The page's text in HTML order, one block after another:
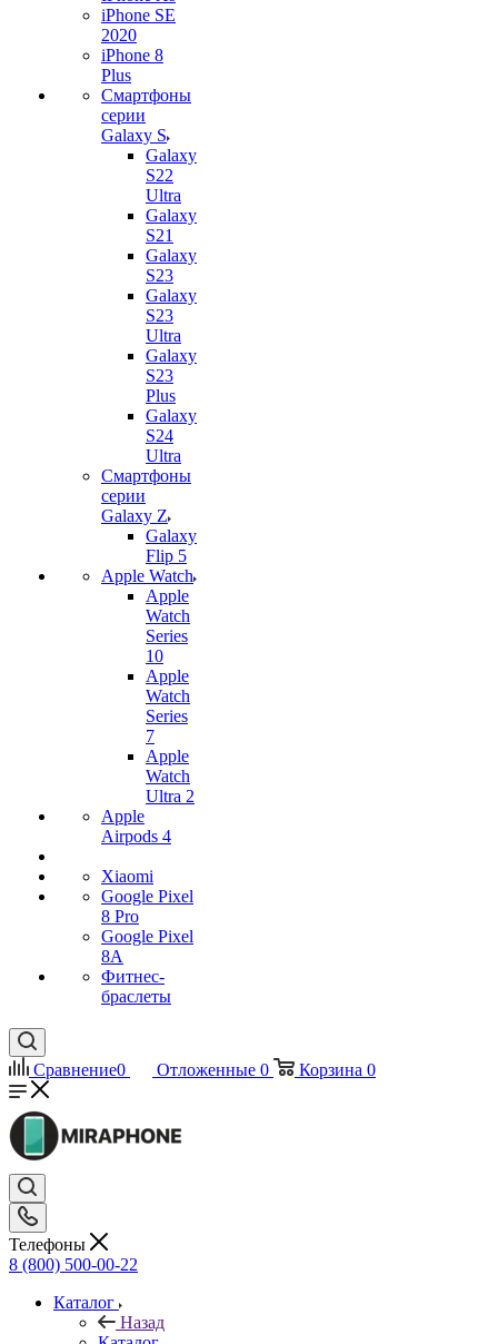
iPhone SE
2020
iPhone 8
Plus
Смартфоны
серии
Galaxy S
Galaxy
S22
Ultra
Galaxy
S21
Galaxy
S23
Galaxy
S23
Ultra
Galaxy
S23
Plus
Galaxy
S24
Ultra
Смартфоны
серии
Galaxy Z
Galaxy
Flip 5
Apple Watch
Apple
Watch
Series
10
Apple
Watch
Series
7
Apple
Watch
Ultra 2
Apple
Airpods 4
Xiaomi
Google Pixel
8 Pro
Google Pixel
8A
Фитнес-
браслеты
Сравнение0 Отложенные 0 Корзина 0
Телефоны
8 (800) 500-00-22
Каталог
Назад